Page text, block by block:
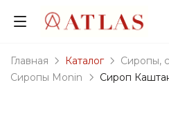
Главная Каталог
Сиропы,
Сиропы Monin
Сироп